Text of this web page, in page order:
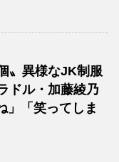
〟異様なJK制服
ドル・加藤綾乃
」「笑ってしま